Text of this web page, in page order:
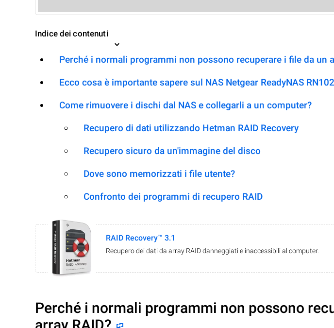
Indice dei contenuti
Perché i normali programmi non possono recuperare i file da un
Ecco cosa è importante sapere sul NAS Netgear ReadyNAS RN102
Come rimuovere i dischi dal NAS e collegarli a un computer?
Recupero di dati utilizzando Hetman RAID Recovery
Recupero sicuro da un'immagine del disco
Dove sono memorizzati i file utente?
Confronto dei programmi di recupero RAID
RAID Recovery™ 3.1
Recupero dei dati da array RAID danneggiati e inaccessibili al computer.
Perché i normali programmi non possono